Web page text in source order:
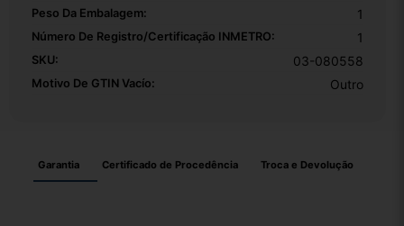
Peso Da Embalagem: 1
Número De Registro/certificação INMETRO: 1
SKU: 03-080558
Motivo De GTIN Vacío: Outro
Garantia Certificado de Procedência Troca e Devolução